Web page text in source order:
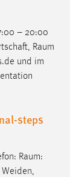
– 20:00
Raum
und im
steps
Raum: